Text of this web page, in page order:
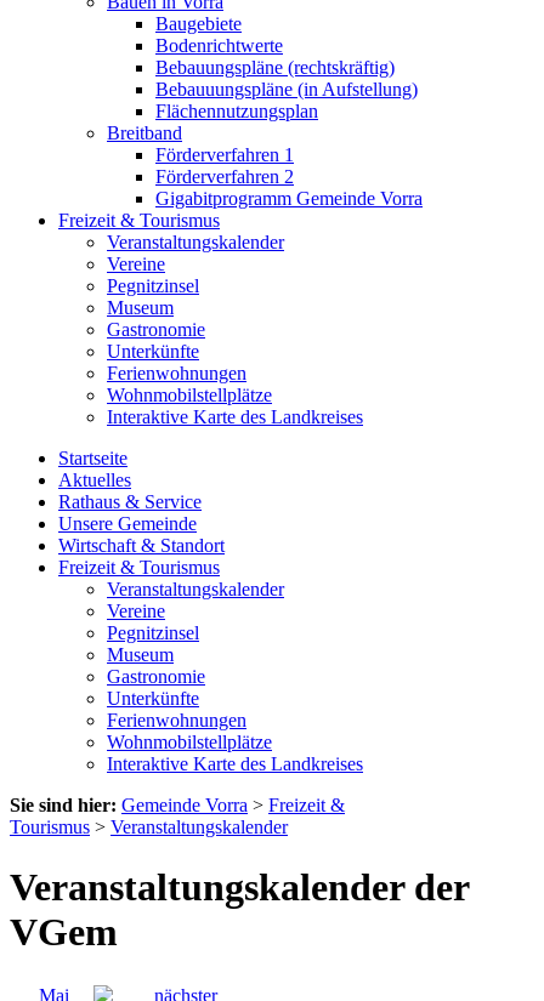
Baugebiete
Bodenrichtwerte
Bebauungspläne (rechtskräftig)
Bebauuungspläne (in Aufstellung)
Flächennutzungsplan
Breitband
Förderverfahren 1
Förderverfahren 2
Gigabitprogramm Gemeinde Vorra
Freizeit & Tourismus
Veranstaltungskalender
Vereine
Pegnitzinsel
Museum
Gastronomie
Unterkünfte
Ferienwohnungen
Wohnmobilstellplätze
Interaktive Karte des Landkreises
Startseite
Aktuelles
Rathaus & Service
Unsere Gemeinde
Wirtschaft & Standort
Freizeit & Tourismus
Veranstaltungskalender
Vereine
Pegnitzinsel
Museum
Gastronomie
Unterkünfte
Ferienwohnungen
Wohnmobilstellplätze
Interaktive Karte des Landkreises
Sie sind hier: Gemeinde Vorra > Freizeit &
Tourismus > Veranstaltungskalender
Veranstaltungskalender der
VGem
Mai